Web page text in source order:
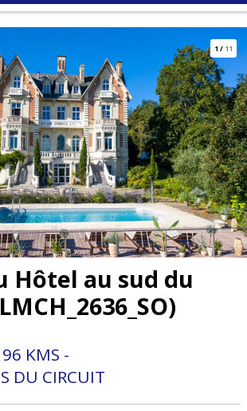
1/ 11
Hôtel au sud du
LMCH_2636_SO)
96 KMS
DU CIRCUIT